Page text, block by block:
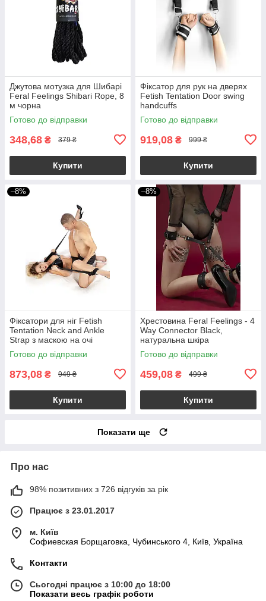
Джутова мотузка для Шибарі
Feral Feelings Shibari Rope, 8
м чорна
Готово до відправки
348,68 ₴ 379 ₴
Купити
Фіксатор для рук на дверях
Fetish Tentation Door swing
handcuffs
Готово до відправки
919,08 ₴ 999 ₴
Купити
–8%
Фіксатори для ніг Fetish
Tentation Neck and Ankle
Strap з маскою на очі
Готово до відправки
873,08 ₴ 949 ₴
Купити
–8%
Хрестовина Feral Feelings - 4
Way Connector Black,
натуральна шкіра
Готово до відправки
459,08 ₴ 499 ₴
Купити
Показати ще
Про нас
98% позитивних з 726 відгуків за рік
Працює з 23.01.2017
м. Київ
Софиевская Борщаговка, Чубинського 4, Київ, Україна
Контакти
Сьогодні працює з 10:00 до 18:00
Показати весь графік роботи